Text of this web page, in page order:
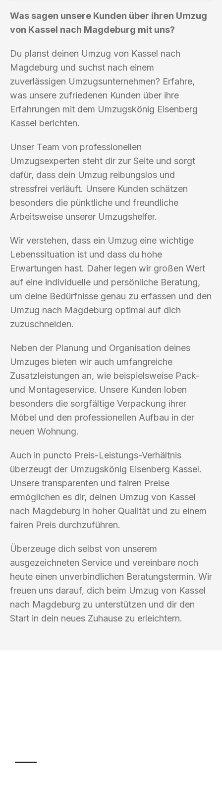
Was sagen unsere Kunden über ihren Umzug
von Kassel nach Magdeburg mit uns?
Du planst deinen Umzug von Kassel nach
Magdeburg und suchst nach einem
zuverlässigen Umzugsunternehmen? Erfahre,
was unsere zufriedenen Kunden über ihre
Erfahrungen mit dem Umzugskönig Eisenberg
Kassel berichten.
Unser Team von professionellen
Umzugsexperten steht dir zur Seite und sorgt
dafür, dass dein Umzug reibungslos und
stressfrei verläuft. Unsere Kunden schätzen
besonders die pünktliche und freundliche
Arbeitsweise unserer Umzugshelfer.
Wir verstehen, dass ein Umzug eine wichtige
Lebenssituation ist und dass du hohe
Erwartungen hast. Daher legen wir großen Wert
auf eine individuelle und persönliche Beratung,
um deine Bedürfnisse genau zu erfassen und den
Umzug nach Magdeburg optimal auf dich
zuzuschneiden.
Neben der Planung und Organisation deines
Umzuges bieten wir auch umfangreiche
Zusatzleistungen an, wie beispielsweise Pack-
und Montageservice. Unsere Kunden loben
besonders die sorgfältige Verpackung ihrer
Möbel und den professionellen Aufbau in der
neuen Wohnung.
Auch in puncto Preis-Leistungs-Verhältnis
überzeugt der Umzugskönig Eisenberg Kassel.
Unsere transparenten und fairen Preise
ermöglichen es dir, deinen Umzug von Kassel
nach Magdeburg in hoher Qualität und zu einem
fairen Preis durchzuführen.
Überzeuge dich selbst von unserem
ausgezeichneten Service und vereinbare noch
heute einen unverbindlichen Beratungstermin. Wir
freuen uns darauf, dich beim Umzug von Kassel
nach Magdeburg zu unterstützen und dir den
Start in dein neues Zuhause zu erleichtern.